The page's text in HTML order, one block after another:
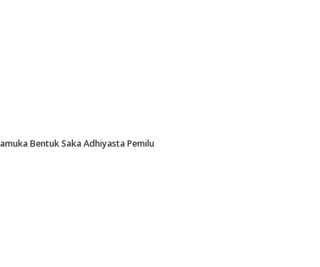
Bentuk Saka Adhiyasta Pemilu